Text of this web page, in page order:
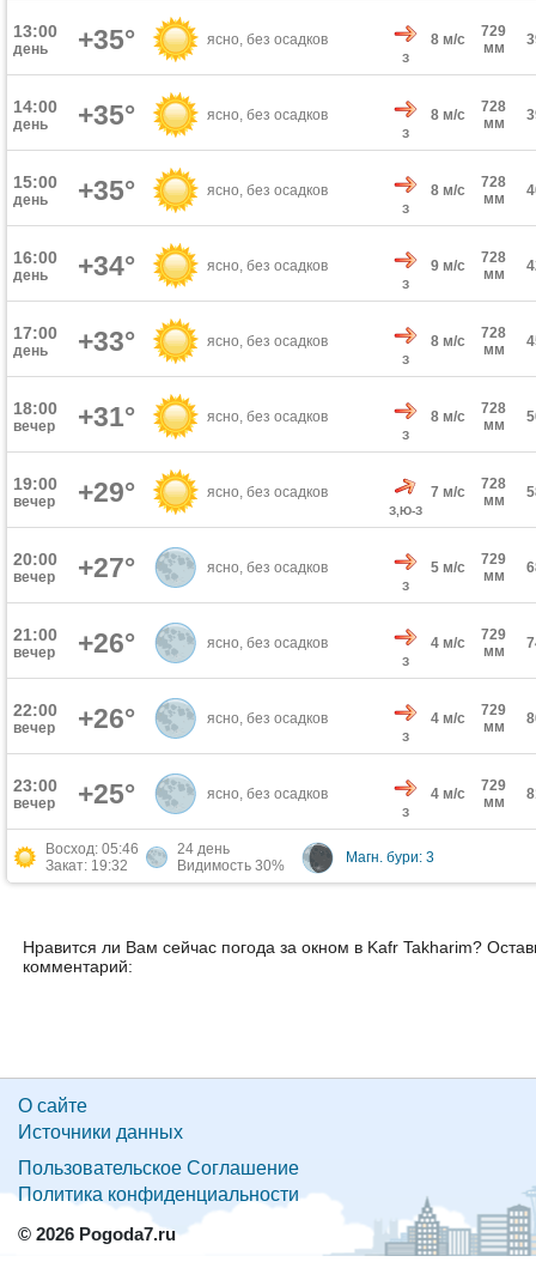
13:00
день +35° ясно, без осадков
З
8 м/с
729
мм
14:00
день +35° ясно, без осадков
З
8 м/с
728
мм
15:00
день +35° ясно, без осадков
З
8 м/с
728
мм
16:00
день +34° ясно, без осадков
З
9 м/с
728
мм
17:00
день +33° ясно, без осадков
З
8 м/с
728
мм
18:00
вечер +31° ясно, без осадков
З
8 м/с
728
мм
19:00
вечер +29° ясно, без осадков
З,Ю-З
7 м/с
728
мм
20:00
вечер +27° ясно, без осадков
З
5 м/с
729
мм
21:00
вечер +26° ясно, без осадков
З
4 м/с
729
мм
22:00
вечер +26° ясно, без осадков
З
4 м/с
729
мм
23:00
вечер +25° ясно, без осадков
З
4 м/с
729
мм
Восход: 05:46
Закат: 19:32
24 день
Видимость 30%
Магн. бури: 3
Нравится ли Вам сейчас погода за окном в Kafr Takharim?
комментарий:
О сайте
Источники данных
Пользовательское Соглашение
Политика конфиденциальности
© 2026 Pogoda7.ru